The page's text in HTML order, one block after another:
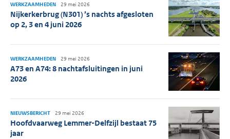
Nijkerkerbrug (N301) ’s nachts afgesloten
op 2, 3 en 4 juni 2026
WERKZAAMHEDEN 29 mei 2026
A73 en A74: 8 nachtafsluitingen in juni
2026
WERKZAAMHEDEN 29 mei 2026
Hoofdvaarweg Lemmer-Delfzijl bestaat 75
jaar
NIEUWSBERICHT 29 mei 2026